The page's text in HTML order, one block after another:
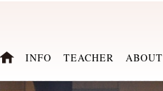
INFO TEACHER ABOUT